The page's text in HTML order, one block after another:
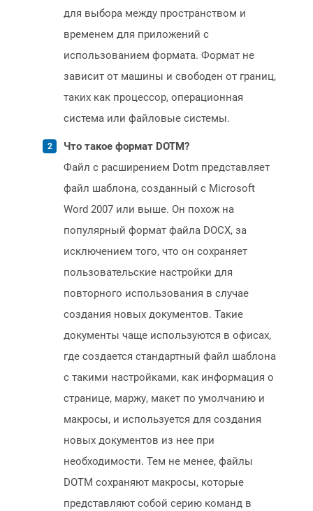
для выбора между пространством и
временем для приложений с
использованием формата. Формат не
зависит от машины и свободен от границ,
таких как процессор, операционная
система или файловые системы.
Что такое формат DOTM?
Файл с расширением Dotm представляет
файл шаблона, созданный с Microsoft
Word 2007 или выше. Он похож на
популярный формат файла DOCX, за
исключением того, что он сохраняет
пользовательские настройки для
повторного использования в случае
создания новых документов. Такие
документы чаще используются в офисах,
где создается стандартный файл шаблона
с такими настройками, как информация о
странице, маржу, макет по умолчанию и
макросы, и используется для создания
новых документов из нее при
необходимости. Тем не менее, файлы
DOTM сохраняют макросы, которые
представляют собой серию команд в